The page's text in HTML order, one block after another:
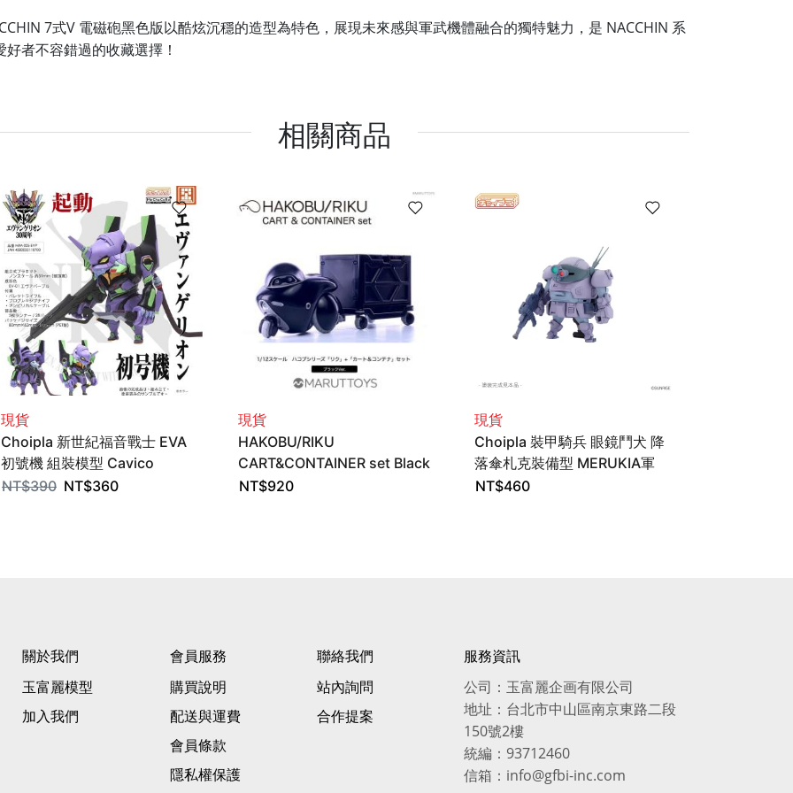
7式V 電磁砲黑色版以酷炫沉穩的造型為特色，展現未來感與軍武機體融合的獨特魅力，是 NACCHIN 系
好者不容錯過的收藏選擇！
相關商品
現貨
Choipla 新世紀福音戰士 EVA
初號機 組裝模型 Cavico
NT$390 NT$360
現貨
HAKOBU/RIKU
CART&CONTAINER set Black
Ver. 組裝模型 1/12 cavico
NT$920
現貨
Choipla 裝甲騎兵 眼鏡鬥犬 降
落傘札克裝備型 MERUKIA軍
色 組裝模型 Cavico
NT$460
關於我們
玉富麗模型
加入我們
會員服務
購買說明
配送與運費
會員條款
隱私權保護
聯絡我們
站內詢問
合作提案
服務資訊
公司：玉富麗企画有限公司
地址：台北市中山區南京東路二段
150號2樓
統編：93712460
信箱：info@gfbi-inc.com